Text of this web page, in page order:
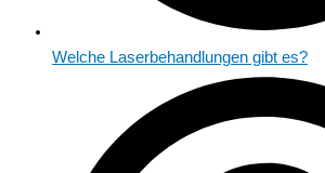
Welche Laserbehandlungen gibt es?